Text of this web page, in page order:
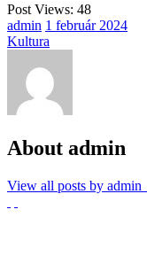
Post Views: 48
admin 1 február 2024
Kultura
About admin
View all posts by admin